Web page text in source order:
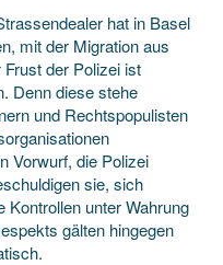
hat in Basel
mit der Migration aus
der Polizei ist
Denn diese stehe
und Rechtspopulisten
Vorwurf, die Polizei
sie, sich
unter Wahrung
gälten hingegen